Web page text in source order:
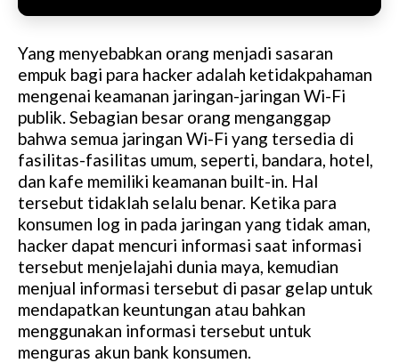
Yang menyebabkan orang menjadi sasaran
empuk bagi para hacker adalah ketidakpahaman
mengenai keamanan jaringan-jaringan Wi-Fi
publik. Sebagian besar orang menganggap
bahwa semua jaringan Wi-Fi yang tersedia di
fasilitas-fasilitas umum, seperti, bandara, hotel,
dan kafe memiliki keamanan built-in. Hal
tersebut tidaklah selalu benar. Ketika para
konsumen log in pada jaringan yang tidak aman,
hacker dapat mencuri informasi saat informasi
tersebut menjelajahi dunia maya, kemudian
menjual informasi tersebut di pasar gelap untuk
mendapatkan keuntungan atau bahkan
menggunakan informasi tersebut untuk
menguras akun bank konsumen.